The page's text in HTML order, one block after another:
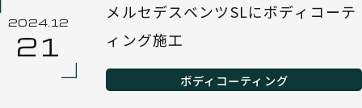
2024.12
21
メルセデスベンツSLにボディコーテ
ィング施工
ボディコーティング